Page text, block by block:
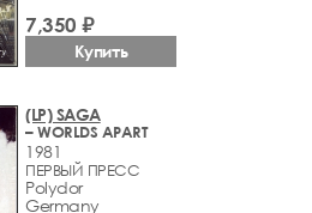
7,350 ₽
Купить
(LP) SAGA
– WORLDS APART
1981
ПЕРВЫЙ ПРЕСС
Polydor
Germany